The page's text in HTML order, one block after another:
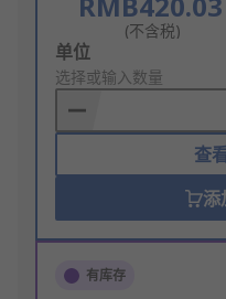
(不含税)
Add
to
Basket
单位
选择或输入数量
查
添
有库存